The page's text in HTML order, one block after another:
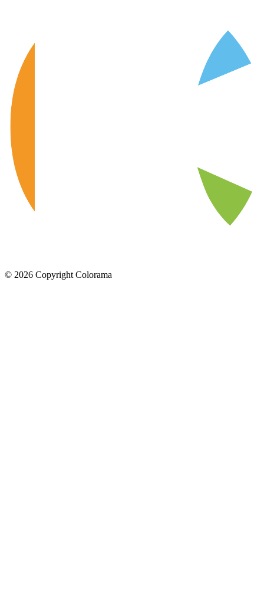
© 2026 Copyright Colorama